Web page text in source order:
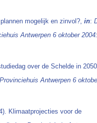
mogelijk en zinvol?, in:
Antwerpen 6 oktober 2004:
over de Schelde in
Antwerpen 6
Klimaatprojecties voor de